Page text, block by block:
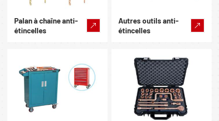
Palan à chaîne anti-
étincelles
Autres outils anti-
étincelles